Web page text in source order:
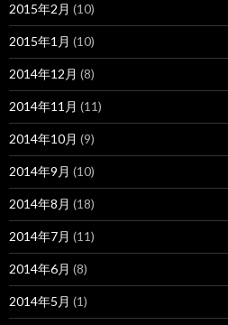
2015年2月 (10)
2015年1月 (10)
2014年12月 (8)
2014年11月 (11)
2014年10月 (9)
2014年9月 (10)
2014年8月 (18)
2014年7月 (11)
2014年6月 (8)
2014年5月 (1)